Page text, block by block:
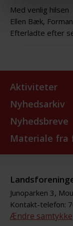
Med venlig hilsen
Ellen Bæk,
Efterladte efter
Aktiviteter
Nyhedsarkiv
Nyhedsbreve
Materiale fra
Junoparken 3,
Kontakt-telefon:
Ændre samtykke